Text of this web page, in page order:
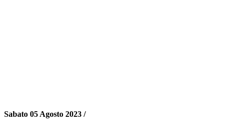
Sabato 05 Agosto 2023 /